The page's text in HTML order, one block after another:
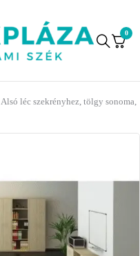
0
Alsó léc szekrényhez, tölgy sonoma,